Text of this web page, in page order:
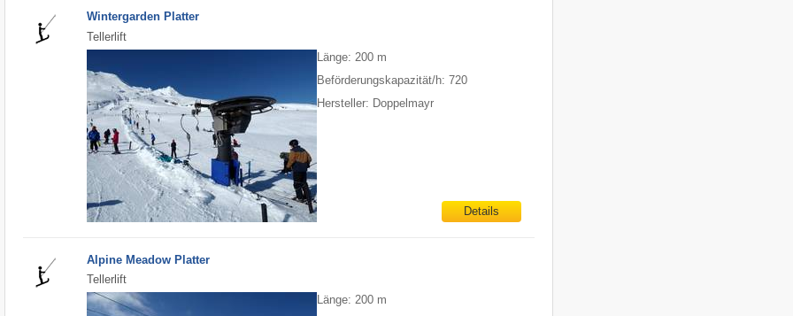
Wintergarden Platter
Tellerlift
Länge: 200 m
Beförderungskapazität/h: 720
Hersteller: Doppelmayr
Details
Alpine Meadow Platter
Tellerlift
Länge: 200 m